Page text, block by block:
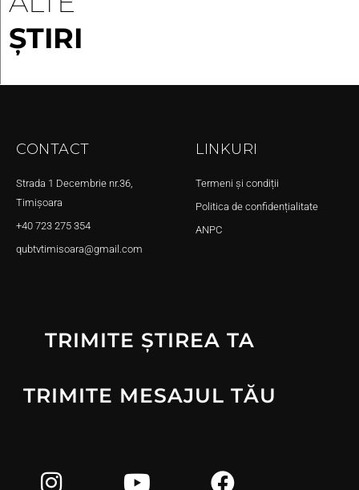
ȘTIRI
CONTACT
Strada 1 Decembrie nr.36,
Timișoara
+40 723 275 354
qubtvtimisoara@gmail.com
LINKURI
Termeni și condiții
Politica de confidențialitate
ANPC
TRIMITE ȘTIREA TA
TRIMITE MESAJUL TĂU